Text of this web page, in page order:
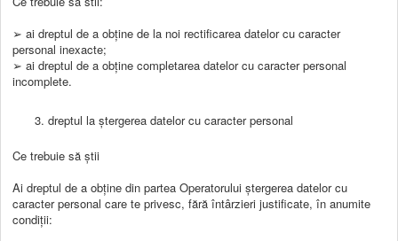
➢ ai dreptul de a obține de la noi rectificarea datelor cu caracter
personal inexacte;
➢ ai dreptul de a obține completarea datelor cu caracter personal
incomplete.
dreptul la ștergerea datelor cu caracter personal
Ce trebuie să știi
Ai dreptul de a obține din partea Operatorului ștergerea datelor cu
caracter personal care te privesc, fără întârzieri justificate, în anumite
condiții: